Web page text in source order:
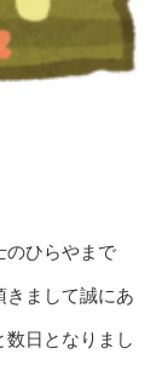
のひらやまで
きまして誠にあ
数日となりまし